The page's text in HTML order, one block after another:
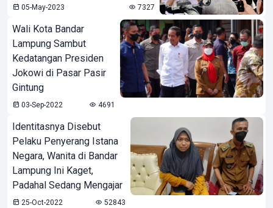
05-May-2023 7327
Wali Kota Bandar
Lampung Sambut
Kedatangan Presiden
Jokowi di Pasar Pasir
Gintung
03-Sep-2022 4691
Identitasnya Disebut
Pelaku Penyerang Istana
Negara, Wanita di Bandar
Lampung Ini Kaget,
Padahal Sedang Mengajar
25-Oct-2022 52843